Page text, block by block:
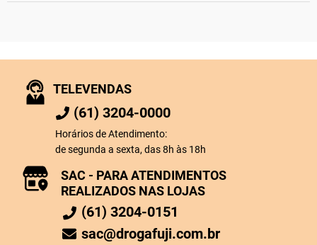
TELEVENDAS
(61) 3204-0000
Horários de Atendimento:
de segunda a sexta, das 8h às 18h
SAC - PARA ATENDIMENTOS
REALIZADOS NAS LOJAS
(61) 3204-0151
sac@drogafuji.com.br